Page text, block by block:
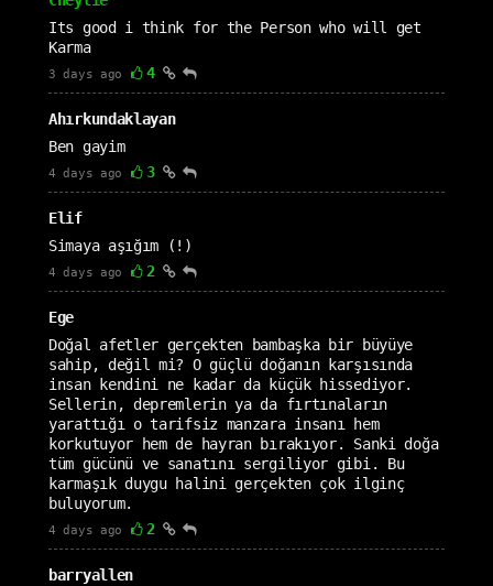
Its good i think for the Person who will get
Karma
3 days ago 4
Ahırkundaklayan
Ben gayim
4 days ago 3
Elif
Simaya aşığım (!)
4 days ago 2
Ege
Doğal afetler gerçekten bambaşka bir büyüye
sahip, değil mi? O güçlü doğanın karşısında
insan kendini ne kadar da küçük hissediyor.
Sellerin, depremlerin ya da fırtınaların
yarattığı o tarifsiz manzara insanı hem
korkutuyor hem de hayran bırakıyor. Sanki doğa
tüm gücünü ve sanatını sergiliyor gibi. Bu
karmaşık duygu halini gerçekten çok ilginç
buluyorum.
4 days ago 2
barryallen